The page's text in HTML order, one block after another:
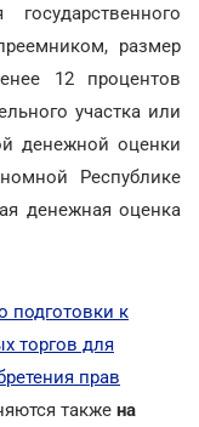
размер
12 процентов
участка или
денежной оценки
Республике
денежная оценка
подготовки к
торгов для
прав
также на